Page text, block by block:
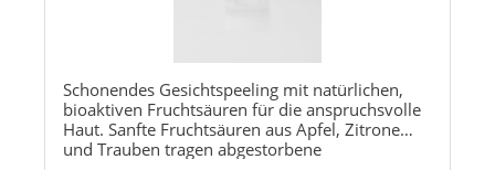
Schonendes Gesichtspeeling mit natürlichen,
bioaktiven Fruchtsäuren für die anspruchsvolle
Haut. Sanfte Fruchtsäuren aus Apfel, Zitrone
und Trauben tragen abgestorbene